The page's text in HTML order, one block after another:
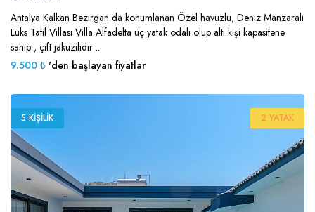
Antalya Kalkan Bezirgan da konumlanan Özel havuzlu, Deniz Manzaralı
Lüks Tatil Villası Villa Alfadelta üç yatak odalı olup altı kişi kapasitene
sahip , çift jakuzilidir ...
9.500 ₺ 'den başlayan fiyatlar
5 KIŞILIK 2 YATAK